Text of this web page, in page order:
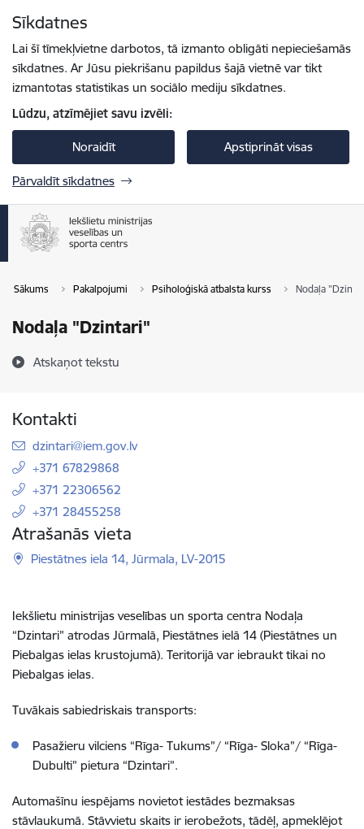
Sīkdatnes
Lai šī tīmekļvietne darbotos, tā izmanto obligāti nepieciešamās
sīkdatnes. Ar Jūsu piekrišanu papildus šajā vietnē var tikt
izmantotas statistikas un sociālo mediju sīkdatnes.
Lūdzu, atzīmējiet savu izvēli:
Noraidīt Apstiprināt visas
Pārvaldīt sīkdatnes
Sākums Pakalpojumi Psiholoģiskā atbalsta kurss Nodaļa
Nodaļa "Dzintari"
Atskaņot tekstu
Kontakti
E-pasts:
dzintari@iem.gov.lv
+371 67829868
+371 22306562
+371 28455258
Atrašanās vieta
Piestātnes iela 14, Jūrmala, LV-2015
Iekšlietu ministrijas veselības un sporta centra Nodaļa
“Dzintari” atrodas Jūrmalā, Piestātnes ielā 14 (Piestātnes un
Piebalgas ielas krustojumā). Teritorijā var iebraukt tikai no
Piebalgas ielas.
Tuvākais sabiedriskais transports:
Pasažieru vilciens “Rīga- Tukums”/ “Rīga- Sloka”/ “Rīga-
Dubulti” pietura “Dzintari”.
Automašīnu iespējams novietot iestādes bezmaksas
stāvlaukumā. Stāvvietu skaits ir ierobežots, tādēļ, apmeklējot